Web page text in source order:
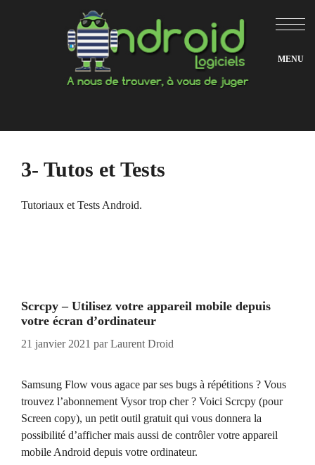
3- Tutos et Tests
Tutoriaux et Tests Android.
Scrcpy – Utilisez votre appareil mobile depuis
votre écran d’ordinateur
21 janvier 2021 parLaurent Droid
Samsung Flow vous agace par ses bugs à répétitions ? Vous
trouvez l’abonnement Vysor trop cher ? Voici Scrcpy (pour
Screen copy), un petit outil gratuit qui vous donnera la
possibilité d’afficher mais aussi de contrôler votre appareil
mobile Android depuis votre ordinateur.